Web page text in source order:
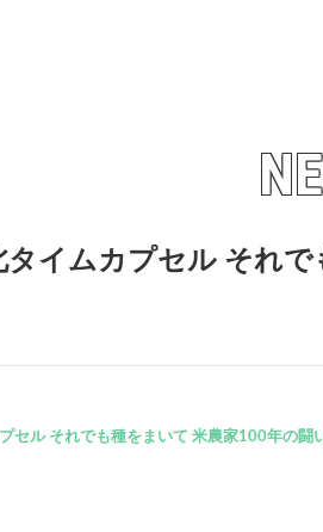
タイムカプセル それ
セル それでも種をまいて 米農家100年の闘